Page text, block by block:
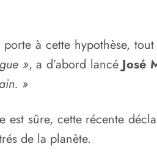
à cette hypothèse,
», a d’abord lancéJosé
»
est sûre, cette récente
de la planète.